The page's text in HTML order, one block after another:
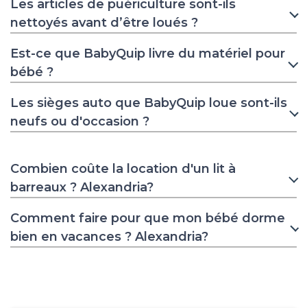
Les articles de puériculture sont-ils
nettoyés avant d’être loués ?
Est-ce que BabyQuip livre du matériel pour
bébé ?
Les sièges auto que BabyQuip loue sont-ils
neufs ou d'occasion ?
Combien coûte la location d'un lit à
barreaux ? Alexandria?
Comment faire pour que mon bébé dorme
bien en vacances ? Alexandria?